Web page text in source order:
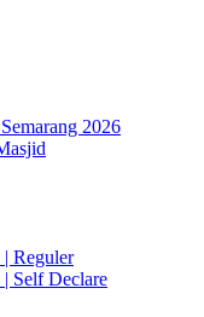
2026
Reguler
Self Declare